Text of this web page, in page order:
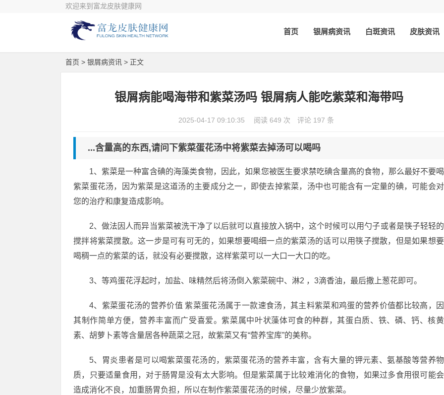
欢迎来到富龙皮肤健康网
首页 银屑病资讯 白斑资讯 皮肤资讯
首页 > 银屑病资讯 > 正文
银屑病能喝海带和紫菜汤吗 银屑病人能吃紫菜和海带吗
2025-04-17 09:10:35 阅读 649 次 评论 197 条
...含量高的东西,请问下紫菜蛋花汤中将紫菜去掉汤可以喝吗
1、紫菜是一种富含碘的海藻类食物，因此，如果您被医生要求禁吃碘含量高的食物，那么最好不要喝
紫菜蛋花汤，因为紫菜是这道汤的主要成分之一，即使去掉紫菜，汤中也可能含有一定量的碘，可能会对
您的治疗和康复造成影响。
2、做法因人而异当紫菜被洗干净了以后就可以直接放入锅中，这个时候可以用勺子或者是筷子轻轻的
搅拌将紫菜搅散。这一步是可有可无的，如果想要喝细一点的紫菜汤的话可以用筷子搅散，但是如果想要
喝稠一点的紫菜的话，就没有必要搅散，这样紫菜可以一大口一大口的吃。
3、等鸡蛋花浮起时，加盐、味精然后将汤倒入紫菜碗中、淋2 ，3滴香油，最后撒上葱花即可。
4、紫菜蛋花汤的营养价值 紫菜蛋花汤属于一款速食汤，其主料紫菜和鸡蛋的营养价值都比较高，因
其制作简单方便，营养丰富而广受喜爱。紫菜属中叶状藻体可食的种群，其蛋白质、铁、磷、钙、核黄
素、胡萝卜素等含量居各种蔬菜之冠，故紫菜又有“营养宝库”的美称。
5、胃炎患者是可以喝紫菜蛋花汤的，紫菜蛋花汤的营养丰富，含有大量的钾元素、氨基酸等营养物
质，只要适量食用，对于肠胃是没有太大影响。但是紫菜属于比较难消化的食物，如果过多食用很可能会
造成消化不良，加重肠胃负担，所以在制作紫菜蛋花汤的时候，尽量少放紫菜。